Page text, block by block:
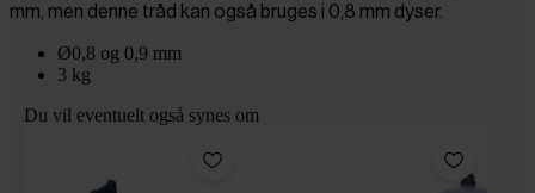
mm, men denne tråd kan også bruges i 0,8 mm dyser.
Ø0,8 og 0,9 mm
3 kg
Du vil eventuelt også synes om